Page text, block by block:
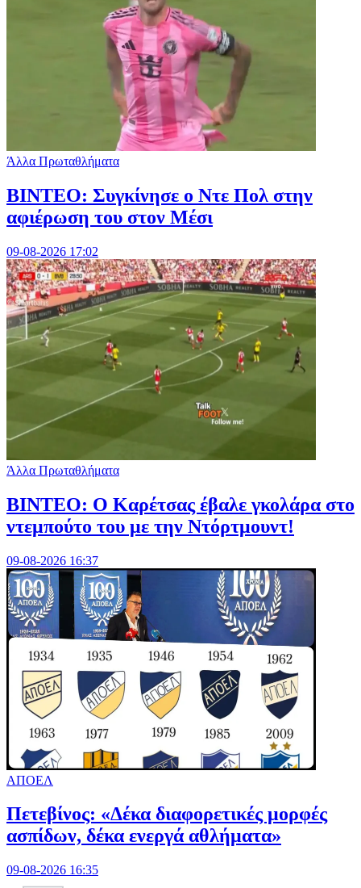
Άλλα Πρωταθλήματα
ΒΙΝΤΕΟ: Συγκίνησε ο Ντε Πολ στην
αφιέρωση του στον Μέσι
09-08-2026 17:02
Άλλα Πρωταθλήματα
ΒΙΝΤΕΟ: Ο Καρέτσας έβαλε γκολάρα στο
ντεμπούτο του με την Ντόρτμουντ!
09-08-2026 16:37
ΑΠΟΕΛ
Πετεβίνος: «Δέκα διαφορετικές μορφές
ασπίδων, δέκα ενεργά αθλήματα»
09-08-2026 16:35